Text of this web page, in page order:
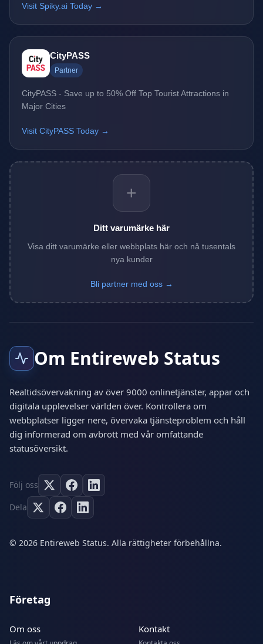
Visit Spiky.ai Today →
CityPASS
Partner
CityPASS - Save up to 50% Off Top Tourist Attractions in
Major Cities
Visit CityPASS Today →
+
Ditt varumärke här
Visa ditt varumärke eller webbplats här och nå tusentals
nya kunder
Bli partner med oss →
Om Entireweb Status
Realtidsövervakning av över 9000 onlinetjänster, appar och
digitala upplevelser världen över. Kontrollera om
webbplatser ligger nere, övervaka tjänsteproblem och håll
dig informerad om avbrott med vår omfattande
statusöversikt.
Följ oss
Dela
© 2026 Entireweb Status. Alla rättigheter förbehållna.
Företag
Om oss Kontakt